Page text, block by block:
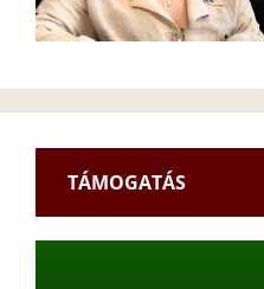
TÁMOGATÁS